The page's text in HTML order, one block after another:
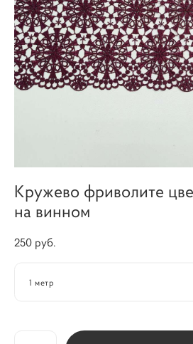
Кружево фриволите
на винном
250 pуб.
1 метр